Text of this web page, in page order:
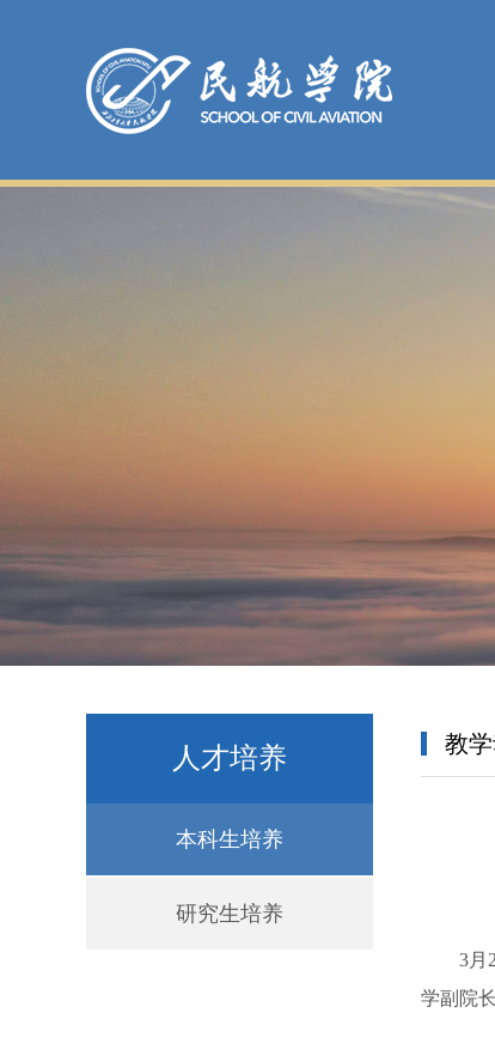
人才培养
本科生培养
研究生培养
教
3月
学副院